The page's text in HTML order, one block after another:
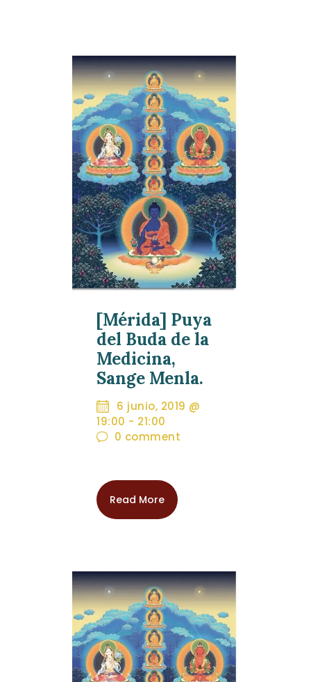
A.M.T. MÉXICO
[Mérida] Puya
del Buda de la
Medicina,
Sange Menla.
6 junio, 2019 @
19:00 - 21:00
0 comment
Read More